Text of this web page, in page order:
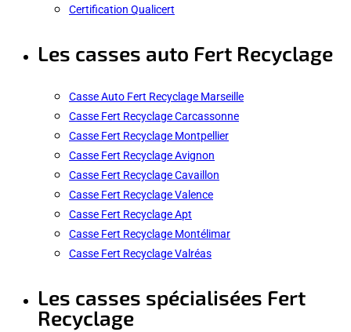
Certification Qualicert
Les casses auto Fert Recyclage
Casse Auto Fert Recyclage Marseille
Casse Fert Recyclage Carcassonne
Casse Fert Recyclage Montpellier
Casse Fert Recyclage Avignon
Casse Fert Recyclage Cavaillon
Casse Fert Recyclage Valence
Casse Fert Recyclage Apt
Casse Fert Recyclage Montélimar
Casse Fert Recyclage Valréas
Les casses spécialisées Fert
Recyclage